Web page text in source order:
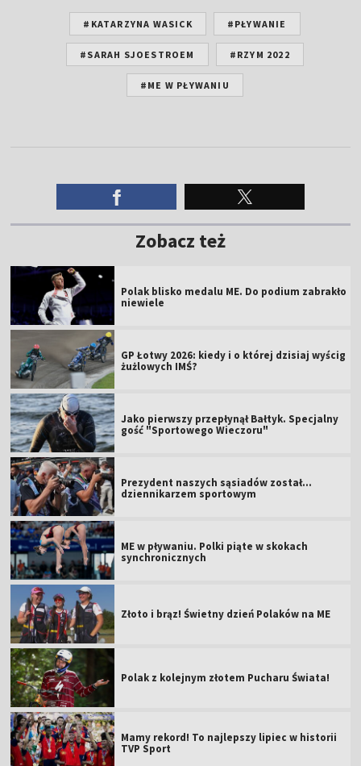
#KATARZYNA WASICK #PŁYWANIE
#SARAH SJOESTROEM #RZYM 2022
#ME W PŁYWANIU
Zobacz też
Polak blisko medalu ME. Do podium zabrakło
niewiele
GP Łotwy 2026: kiedy i o której dzisiaj wyścig
żużlowych IMŚ?
Jako pierwszy przepłynął Bałtyk. Specjalny
gość "Sportowego Wieczoru"
Prezydent naszych sąsiadów został...
dziennikarzem sportowym
ME w pływaniu. Polki piąte w skokach
synchronicznych
Złoto i brąz! Świetny dzień Polaków na ME
Polak z kolejnym złotem Pucharu Świata!
Mamy rekord! To najlepszy lipiec w historii
TVP Sport